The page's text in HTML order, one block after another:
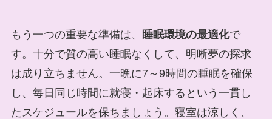
もう一つの重要な準備は、 睡眠環境の最適化で
す。十分で質の高い睡眠なくして、明晰夢の探求
は成り立ちません。一晩に7～9時間の睡眠を確保
し、毎日同じ時間に就寝・起床するという一貫し
たスケジュールを保ちましょう。寝室は涼しく、